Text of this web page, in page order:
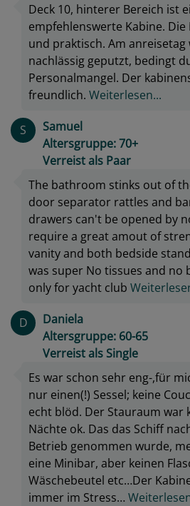
Deck 10, hinterer Bereich ist
empfehlenswerte Kabine.
und praktisch. Am anreisetag
nachlässig geputzt, bedingt
Personalmangel. Der
freundlich. Weiterlesen...
S
Samuel
Altersgruppe: 70+
Verreist als Paar
The bathroom stinks out of
door separator rattles and
drawers can't be opened by
require a great amout of
vanity and both bedside
was super No tissues and no
only for yacht club
D
Daniela
Altersgruppe: 60-65
Verreist als Single
Es war schon sehr eng-,für
nur einen(!) Sessel; keine
echt blöd. Der Stauraum war
Nächte ok. Das das Schiff
Betrieb genommen wurde,
eine Minibar, aber keinen
Wäschebeutel etc…Der
immer im Stress…